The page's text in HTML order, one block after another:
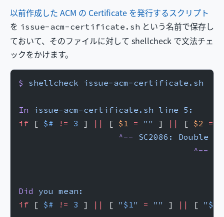
以前作成した ACM の Certificate を発行するスクリプト
を issue-acm-certificate.sh という名前で保存し
ておいて、そのファイルに対して shellcheck で文法チェ
ックをかけます。
$ shellcheck issue-acm-certificate.sh
In issue-acm-certificate.sh line 5:
if [ $# != 3 ] || [ $1 = "" ] || [ $2 =
                    ^--
SC2086: Double
                                   ^--
Did you mean:
if [ $# != 3 ] || [ "$1" = "" ] || [ "$2